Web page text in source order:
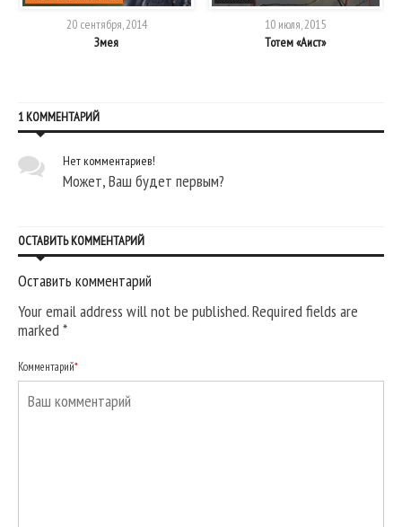
20 сентября, 2014
Змея
10 июля, 2015
Тотем «Аист»
1 КОММЕНТАРИЙ
Нет комментариев!
Может, Ваш будет первым?
ОСТАВИТЬ КОММЕНТАРИЙ
Оставить комментарий
Your email address will not be published. Required fields are
marked*
Комментарий*